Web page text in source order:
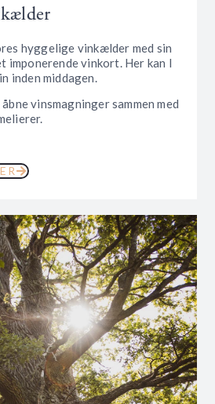
hyggelige vinkælder med sin
imponerende vinkort. Her kan I
inden middagen.
vinsmagninger sammen med